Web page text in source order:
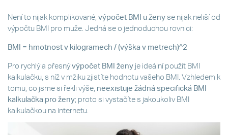
Není to nijak komplikované, výpočet BMI u ženy se nijak neliší od
výpočtu BMI pro muže. Jedná se o jednoduchou rovnici:
BMI = hmotnost v kilogramech / (výška v metrech)^2
Pro rychlý a přesnývýpočet BMI ženy je ideální použít BMI
kalkulačku, s níž v mžiku zjistíte hodnotu vašeho BMI. Vzhledem k
tomu, co jsme si řekli výše, neexistuje žádná specifická BMI
kalkulačka pro ženy; proto si vystačíte s jakoukoliv BMI
kalkulačkou na internetu.